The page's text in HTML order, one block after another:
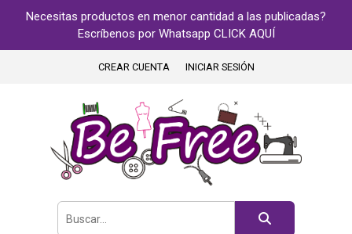
Necesitas productos en menor cantidad a las publicadas?
Escríbenos por Whatsapp CLICK AQUÍ
CREAR CUENTA INICIAR SESIÓN